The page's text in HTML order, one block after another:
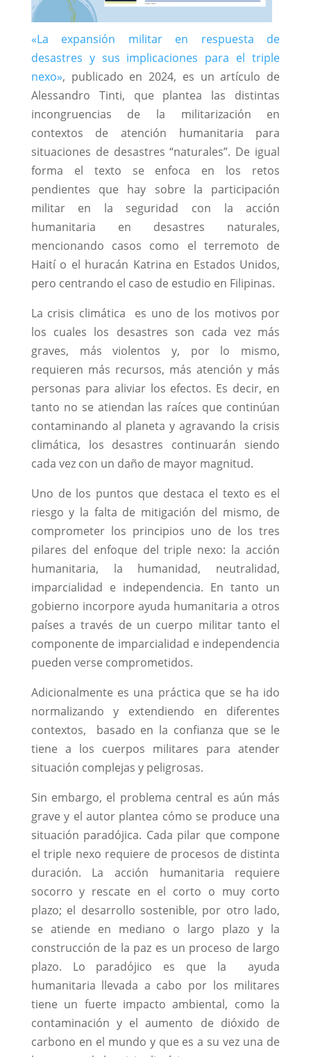
«La expansión militar en respuesta de
desastres y sus implicaciones para el triple
nexo», publicado en 2024, es un artículo de
Alessandro Tinti, que plantea las distintas
incongruencias de la militarización en
contextos de atención humanitaria para
situaciones de desastres “naturales”. De igual
forma el texto se enfoca en los retos
pendientes que hay sobre la participación
militar en la seguridad con la acción
humanitaria en desastres naturales,
mencionando casos como el terremoto de
Haití o el huracán Katrina en Estados Unidos,
pero centrando el caso de estudio en Filipinas.
La crisis climática es uno de los motivos por
los cuales los desastres son cada vez más
graves, más violentos y, por lo mismo,
requieren más recursos, más atención y más
personas para aliviar los efectos. Es decir, en
tanto no se atiendan las raíces que continúan
contaminando al planeta y agravando la crisis
climática, los desastres continuarán siendo
cada vez con un daño de mayor magnitud.
Uno de los puntos que destaca el texto es el
riesgo y la falta de mitigación del mismo, de
comprometer los principios uno de los tres
pilares del enfoque del triple nexo: la acción
humanitaria, la humanidad, neutralidad,
imparcialidad e independencia. En tanto un
gobierno incorpore ayuda humanitaria a otros
países a través de un cuerpo militar tanto el
componente de imparcialidad e independencia
pueden verse comprometidos.
Adicionalmente es una práctica que se ha ido
normalizando y extendiendo en diferentes
contextos, basado en la confianza que se le
tiene a los cuerpos militares para atender
situación complejas y peligrosas.
Sin embargo, el problema central es aún más
grave y el autor plantea cómo se produce una
situación paradójica. Cada pilar que compone
el triple nexo requiere de procesos de distinta
duración. La acción humanitaria requiere
socorro y rescate en el corto o muy corto
plazo; el desarrollo sostenible, por otro lado,
se atiende en mediano o largo plazo y la
construcción de la paz es un proceso de largo
plazo. Lo paradójico es que la ayuda
humanitaria llevada a cabo por los militares
tiene un fuerte impacto ambiental, como la
contaminación y el aumento de dióxido de
carbono en el mundo y que es a su vez una de